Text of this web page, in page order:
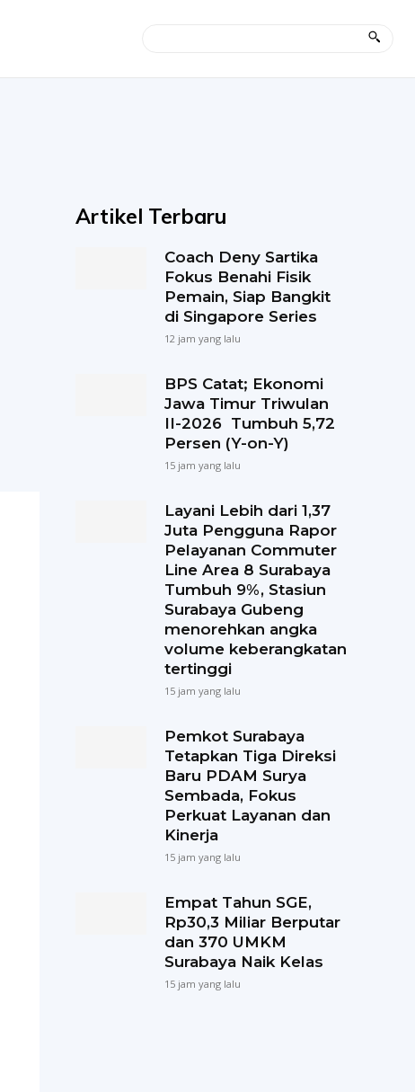
Artikel Terbaru
Coach Deny Sartika
Fokus Benahi Fisik
Pemain, Siap Bangkit
di Singapore Series
12 jam yang lalu
BPS Catat; Ekonomi
Jawa Timur Triwulan
II-2026 Tumbuh 5,72
Persen (Y-on-Y)
15 jam yang lalu
Layani Lebih dari 1,37
Juta Pengguna Rapor
Pelayanan Commuter
Line Area 8 Surabaya
Tumbuh 9%, Stasiun
Surabaya Gubeng
menorehkan angka
volume keberangkatan
tertinggi
15 jam yang lalu
Pemkot Surabaya
Tetapkan Tiga Direksi
Baru PDAM Surya
Sembada, Fokus
Perkuat Layanan dan
Kinerja
15 jam yang lalu
Empat Tahun SGE,
Rp30,3 Miliar Berputar
dan 370 UMKM
Surabaya Naik Kelas
15 jam yang lalu